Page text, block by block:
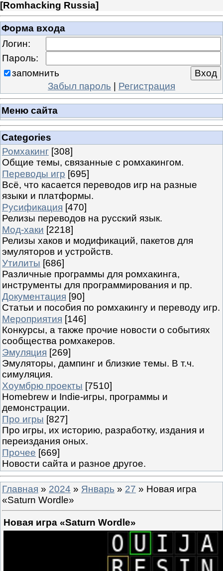
[Romhacking Russia]
Форма входа
Логин:
Пароль:
запомнить
Забыл пароль | Регистрация
Меню сайта
Categories
Ромхакинг [308]
Общие темы, связанные с ромхакингом.
Переводы игр [695]
Всё, что касается переводов игр на разные
языки и платформы.
Русификация [470]
Релизы переводов на русский язык.
Мод-хаки [2218]
Релизы хаков и модификаций, пакетов для
эмуляторов и устройств.
Утилиты [686]
Различные программы для ромхакинга,
инструменты для программирования и пр.
Документация [90]
Статьи и пособия по ромхакингу и переводу игр.
Мероприятия [146]
Конкурсы, а также прочие новости о событиях
сообщества ромхакеров.
Эмуляция [269]
Эмуляторы, дампинг и близкие темы. В т.ч.
симуляция.
Хоумбрю проекты [7510]
Homebrew и Indie-игры, программы и
демонстрации.
Про игры [827]
Про игры, их историю, разработку, издания и
переиздания оных.
Прочее [669]
Новости сайта и разное другое.
Главная » 2024 » Январь » 27 » Новая игра
«Saturn Wordle»
Новая игра «Saturn Wordle»